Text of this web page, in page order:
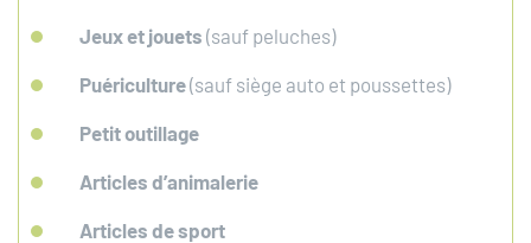
Jeux et jouets (sauf peluches)
Puériculture(sauf siège auto et poussettes)
Petit outillage
Articles d’animalerie
Articles de sport